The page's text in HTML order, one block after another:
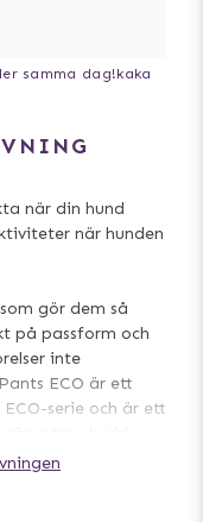
samma dag!kaka
när din hund
när hunden
gör dem så
på passform och
inte
ECO är ett
serie och är ett